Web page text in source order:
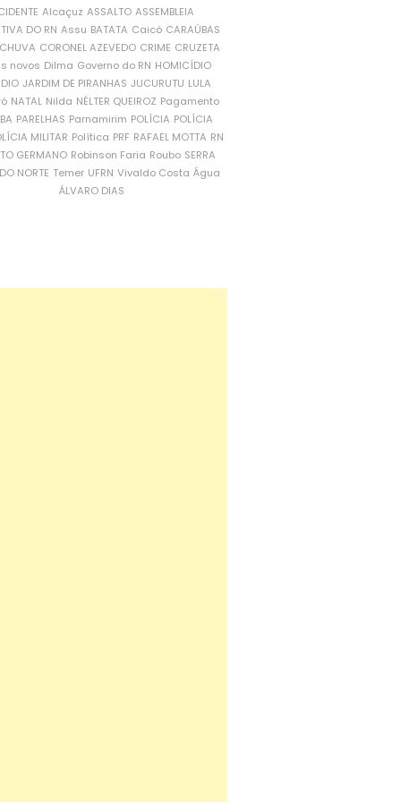
Alcaçuz ASSALTO ASSEMBLEIA
DO RN Assu BATATA Caicó CARAÚBAS
CORONEL AZEVEDO CRIME CRUZETA
novos Dilma Governo do RN HOMICÍDIO
JARDIM DE PIRANHAS JUCURUTU LULA
NATAL Nilda NÉLTER QUEIROZ Pagamento
PARELHAS Parnamirim POLÍCIA POLÍCIA
MILITAR Política PRF RAFAEL MOTTA RN
GERMANO Robinson Faria Roubo SERRA
NORTE Temer UFRN Vivaldo Costa Água
ÁLVARO DIAS